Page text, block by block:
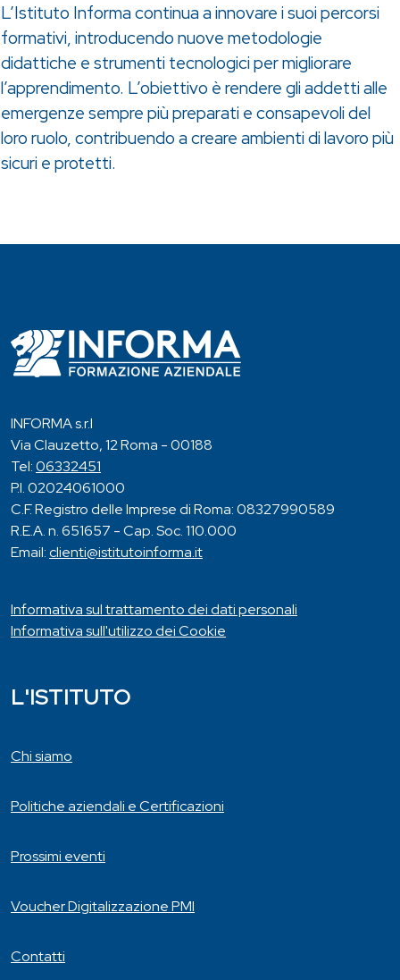
L’Istituto Informa continua a innovare i suoi percorsi
formativi, introducendo nuove metodologie
didattiche e strumenti tecnologici per migliorare
l’apprendimento. L’obiettivo è rendere gli addetti alle
emergenze sempre più preparati e consapevoli del
loro ruolo, contribuendo a creare ambienti di lavoro più
sicuri e protetti.
INFORMA s.r.l
Via Clauzetto, 12 Roma - 00188
Tel:06332451
P.I. 02024061000
C.F. Registro delle Imprese di Roma: 08327990589
R.E.A. n. 651657 - Cap. Soc. 110.000
Email:clienti@istitutoinforma.it
Informativa sul trattamento dei dati personali
Informativa sull'utilizzo dei Cookie
L'ISTITUTO
Chi siamo
Politiche aziendali e Certificazioni
Prossimi eventi
Voucher Digitalizzazione PMI
Contatti